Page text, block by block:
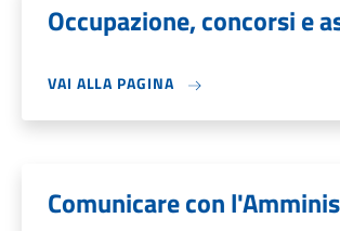
Occupazione, concorsi e
VAI ALLA PAGINA
Comunicare con